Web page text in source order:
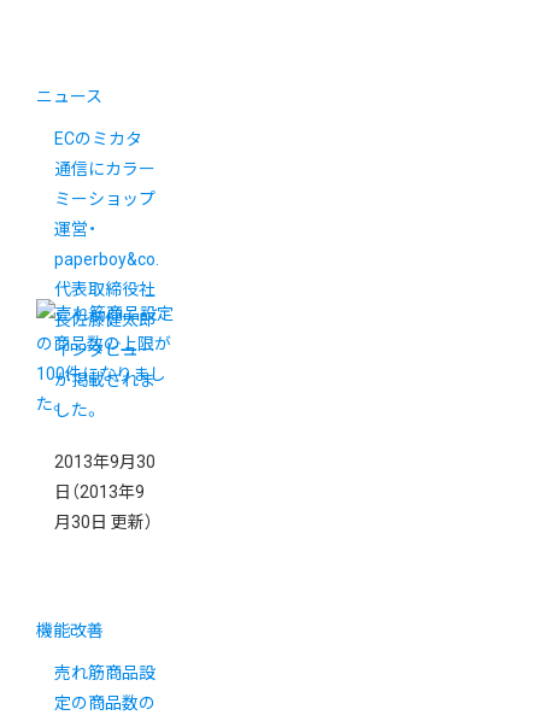
ニュース
ECのミカタ
通信にカラー
ミーショップ
運営・
paperboy&co.
代表取締役社
長佐藤健太郎
インタビュー
が掲載されま
した。
2013年9月30
日 （2013年9
月30日 更新）
機能改善
売れ筋商品設
定の商品数の